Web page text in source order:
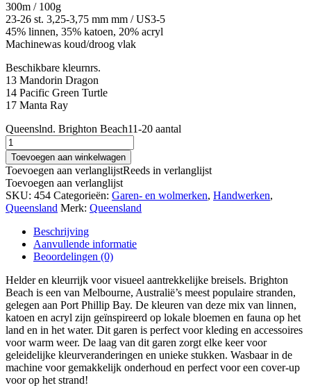
300m / 100g
23-26 st. 3,25-3,75 mm mm / US3-5
45% linnen, 35% katoen, 20% acryl
Machinewas koud/droog vlak
Beschikbare kleurnrs.
13 Mandorin Dragon
14 Pacific Green Turtle
17 Manta Ray
Queenslnd. Brighton Beach11-20 aantal
Toevoegen aan winkelwagen
Toevoegen aan verlanglijstReeds in verlanglijst
Toevoegen aan verlanglijst
SKU: 454 Categorieën: Garen- en wolmerken, Handwerken,
Queensland Merk: Queensland
Beschrijving
Aanvullende informatie
Beoordelingen (0)
Helder en kleurrijk voor visueel aantrekkelijke breisels. Brighton
Beach is een van Melbourne, Australië’s meest populaire stranden,
gelegen aan Port Phillip Bay. De kleuren van deze mix van linnen,
katoen en acryl zijn geïnspireerd op lokale bloemen en fauna op het
land en in het water. Dit garen is perfect voor kleding en accessoires
voor warm weer. De laag van dit garen zorgt elke keer voor
geleidelijke kleurveranderingen en unieke stukken. Wasbaar in de
machine voor gemakkelijk onderhoud en perfect voor een cover-up
voor op het strand!